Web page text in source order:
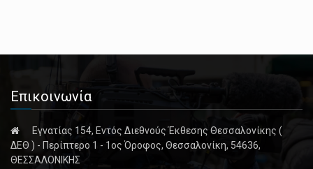
Επικοινωνία
Εγνατίας 154, Εντός Διεθνούς Έκθεσης Θεσσαλονίκης (
ΔΕΘ ) - Περίπτερο 1 - 1ος Όροφος, Θεσσαλονίκη, 54636,
ΘΕΣΣΑΛΟΝΙΚΗΣ